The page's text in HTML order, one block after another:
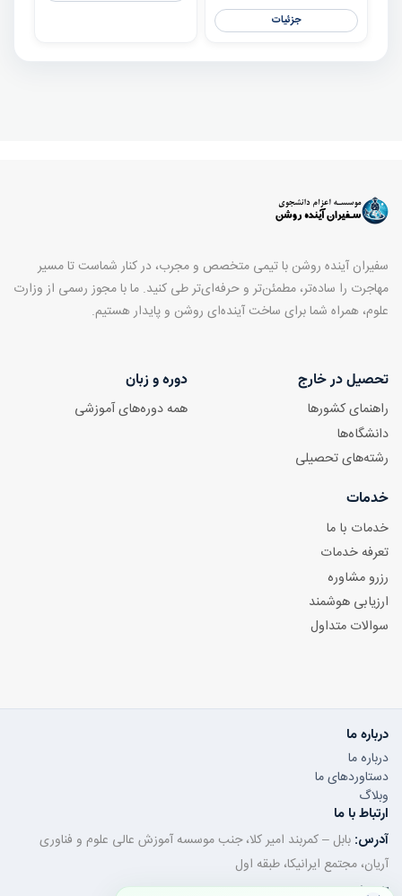
جزئیات
سفیران آینده روشن با تیمی متخصص و مجرب، در کنار شماست تا مسیر
مهاجرت را ساده‌تر، مطمئن‌تر و حرفه‌ای‌تر طی کنید. ما با مجوز رسمی از وزارت
علوم، همراه شما برای ساخت آینده‌ای روشن و پایدار هستیم.
تحصیل در خارج
راهنمای کشورها
دانشگاه‌ها
رشته‌های تحصیلی
دوره و زبان
همه دوره‌های آموزشی
خدمات
خدمات با ما
تعرفه خدمات
رزرو مشاوره
ارزیابی هوشمند
سوالات متداول
درباره ما
درباره ما
دستاوردهای ما
وبلاگ
ارتباط با ما
آدرس: بابل – کمربند امیر کلا، جنب موسسه آموزش عالی علوم و فناوری
آریان، مجتمع ایرانیکا، طبقه اول